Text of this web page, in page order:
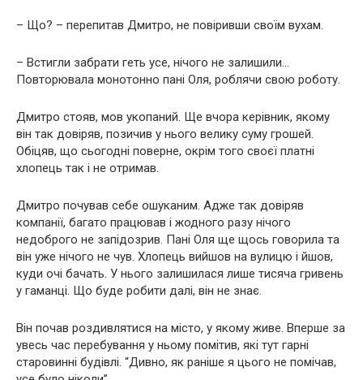
– Що? – перепитав Дмитро, не повіривши своїм вухам.
– Встигли забрати геть усе, нічого не залишили…
Повторювала монотонно пані Оля, роблячи свою роботу.
Дмитро стояв, мов укопаний. Ще вчора керівник, якому
він так довіряв, позичив у нього велику суму грошей.
Обіцяв, що сьогодні поверне, окрім того своєї платні
хлопець так і не отримав.
Дмитро почував себе ошуканим. Адже так довіряв
компанії, багато працював і жодного разу нічого
недоброго не запідозрив. Пані Оля ще щось говорила та
він уже нічого не чув. Хлопець вийшов на вулицю і йшов,
куди очі бачать. У нього залишилася лише тисяча гривень
у гаманці. Що буде робити далі, він не знає.
Він почав роздивлятися на місто, у якому живе. Вперше за
увесь час перебування у ньому помітив, які тут гарні
старовинні будівлі. “Дивно, як раніше я цього не помічав,